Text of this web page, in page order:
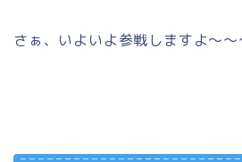
さぁ、いよいよ参戦しますよ～～